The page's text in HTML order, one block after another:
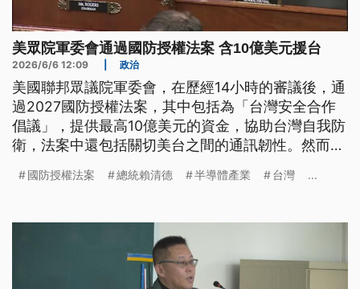
美眾院軍委會通過國防授權法案 含10億美元援台
2026/6/6 12:09 政治
美國聯邦眾議院軍委會，在歷經14小時的審議後，通
過2027國防授權法案，其中包括為「台灣安全合作
倡議」，提供最高10億美元的資金，協助台灣自我防
衛，法案中還包括關切美台之間的通訊韌性。然而針
是否會與賴總統通話？川普最新回應表示「正在考
國防授權法案 總統賴清德 半導體產業 台灣 ...